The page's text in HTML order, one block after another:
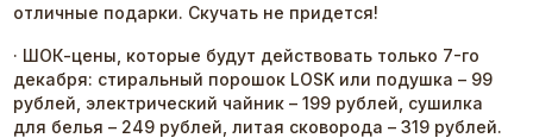
отличные подарки. Скучать не придется!
· ШОК-цены, которые будут действовать только 7-го
декабря: стиральный порошок LOSK или подушка – 99
рублей, электрический чайник – 199 рублей, сушилка
для белья – 249 рублей, литая сковорода – 319 рублей.